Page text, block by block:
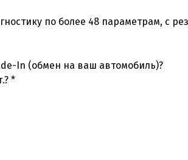
по более 48 параметрам, с
In (обмен на ваш автомобиль)?
*